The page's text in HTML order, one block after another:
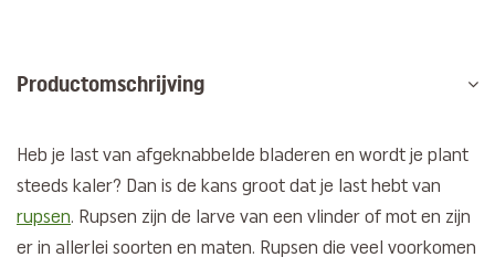
Productomschrijving
Heb je last van afgeknabbelde bladeren en wordt je plant
steeds kaler? Dan is de kans groot dat je last hebt van
rupsen. Rupsen zijn de larve van een vlinder of mot en zijn
er in allerlei soorten en maten. Rupsen die veel voorkomen